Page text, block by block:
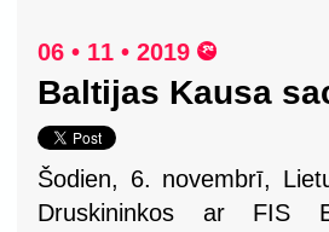
06 • 11 • 2019
Baltijas Kausa
Šodien, 6. novembrī,
Druskininkos ar FIS